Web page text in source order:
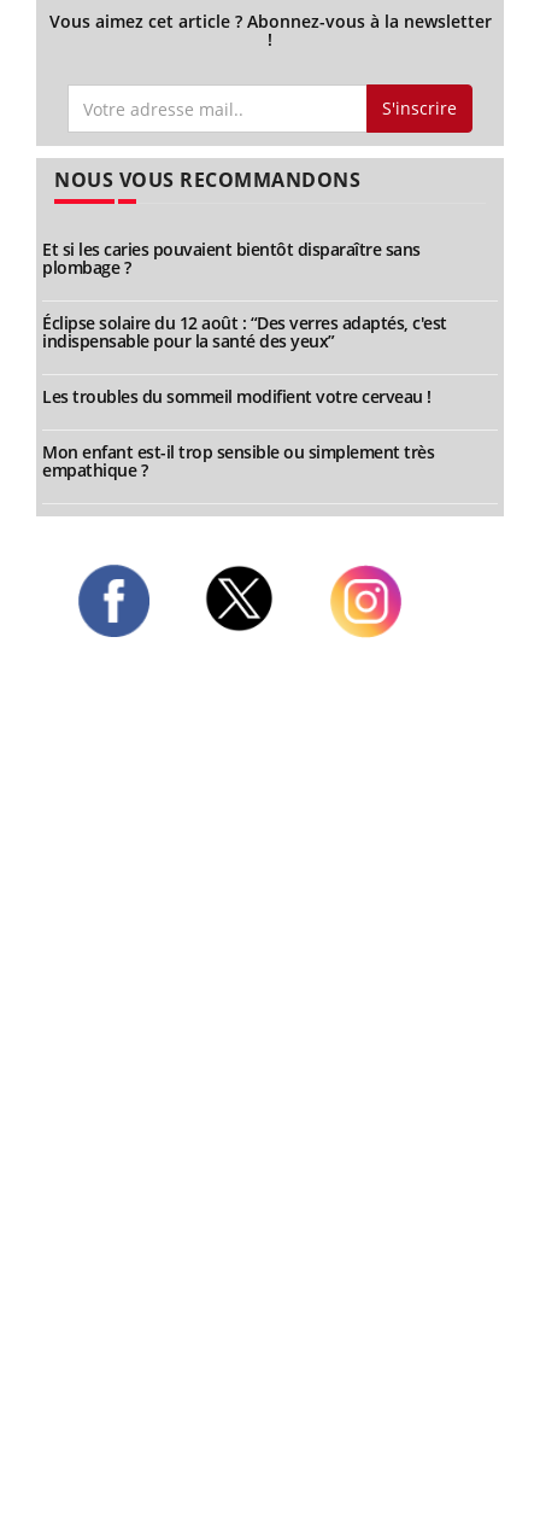
Vous aimez cet article ? Abonnez-vous à la newsletter
!
S'inscrire
NOUS VOUS RECOMMANDONS
Et si les caries pouvaient bientôt disparaître sans
plombage ?
Éclipse solaire du 12 août : “Des verres adaptés, c'est
indispensable pour la santé des yeux”
Les troubles du sommeil modifient votre cerveau !
Mon enfant est-il trop sensible ou simplement très
empathique ?